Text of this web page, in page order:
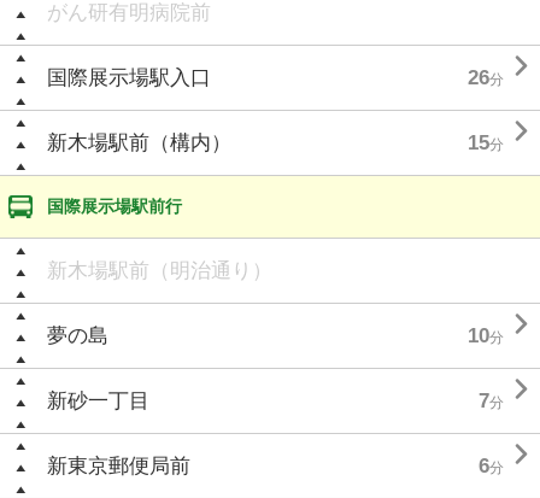
がん研有明病院前
国際展示場駅入口 26分 
新木場駅前（構内） 15分 
国際展示場駅前行
新木場駅前（明治通り）
夢の島 10分 
新砂一丁目 7分 
新東京郵便局前 6分 